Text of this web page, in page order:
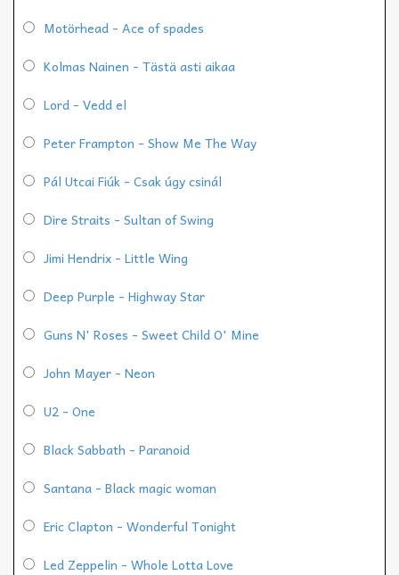
Motörhead - Ace of spades
Kolmas Nainen - Tästä asti aikaa
Lord - Vedd el
Peter Frampton - Show Me The Way
Pál Utcai Fiúk - Csak úgy csinál
Dire Straits - Sultan of Swing
Jimi Hendrix - Little Wing
Deep Purple - Highway Star
Guns N' Roses - Sweet Child O' Mine
John Mayer - Neon
U2 - One
Black Sabbath - Paranoid
Santana - Black magic woman
Eric Clapton - Wonderful Tonight
Led Zeppelin - Whole Lotta Love